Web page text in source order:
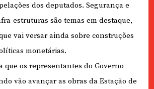
dos deputados. Segurança e
estruturas são temas em destaque,
vai versar ainda sobre construções
monetárias.
que os representantes do Governo
vão avançar as obras da Estação de